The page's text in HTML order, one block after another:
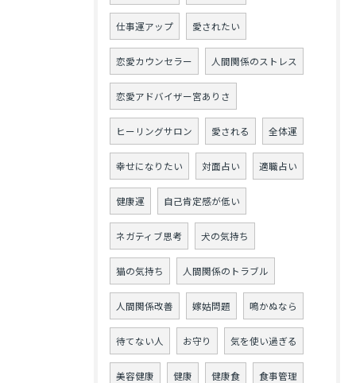
仕事運アップ 愛されたい
恋愛カウンセラー 人間関係のストレス
恋愛アドバイザー宮ありさ
ヒーリングサロン 愛される 全体運
幸せになりたい 対面占い 適職占い
健康運 自己肯定感が低い
ネガティブ思考 犬の気持ち
猫の気持ち 人間関係のトラブル
人間関係改善 嫁姑問題 鳴かぬなら
待てない人 お守り 気を使い過ぎる
美容健康 健康 健康食 食事管理